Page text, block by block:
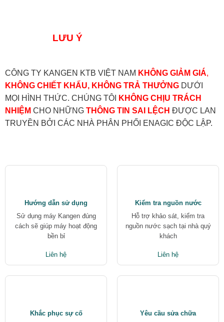
LƯU Ý
CÔNG TY KANGEN KTB VIỆT NAM KHÔNG GIẢM GIÁ,
KHÔNG CHIẾT KHẤU, KHÔNG TRẢ THƯỞNGDƯỚI
MỌI HÌNH THỨC. CHÚNG TÔI
KHÔNG CHỊU TRÁCH
NHIỆM CHO NHỮNG THÔNG TIN SAI LỆCH ĐƯỢC LAN
TRUYỀN BỞI CÁC NHÀ PHÂN PHỐI ENAGIC ĐỘC LẬP.
Hướng dẫn sử dụng
Sử dụng máy Kangen đúng
cách sẽ giúp máy hoạt động
bền bỉ
Liên hệ
Kiểm tra nguồn nước
Hỗ trợ khảo sát, kiểm tra
nguồn nước sạch tại nhà quý
khách
Liên hệ
Khắc phục sự cố
Yêu cầu sửa chữa